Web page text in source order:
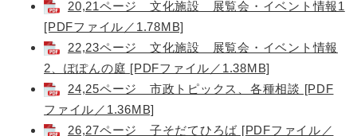
20,21ページ 文化施設 展覧会・イベント情報1
[PDFファイル／1.78MB]
22,23ページ 文化施設 展覧会・イベント情報
2、ぽぽんの庭 [PDFファイル／1.38MB]
24,25ページ 市政トピックス、各種相談 [PDF
ファイル／1.36MB]
26,27ページ 子そだてひろば [PDFファイル／